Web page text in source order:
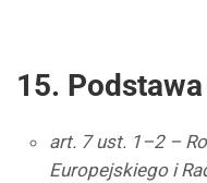
15.
art. 7 ust. 1–2 –
Europejskiego i